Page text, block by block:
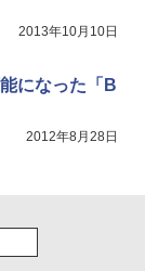
2013年10月10日
になった「B
2012年8月28日